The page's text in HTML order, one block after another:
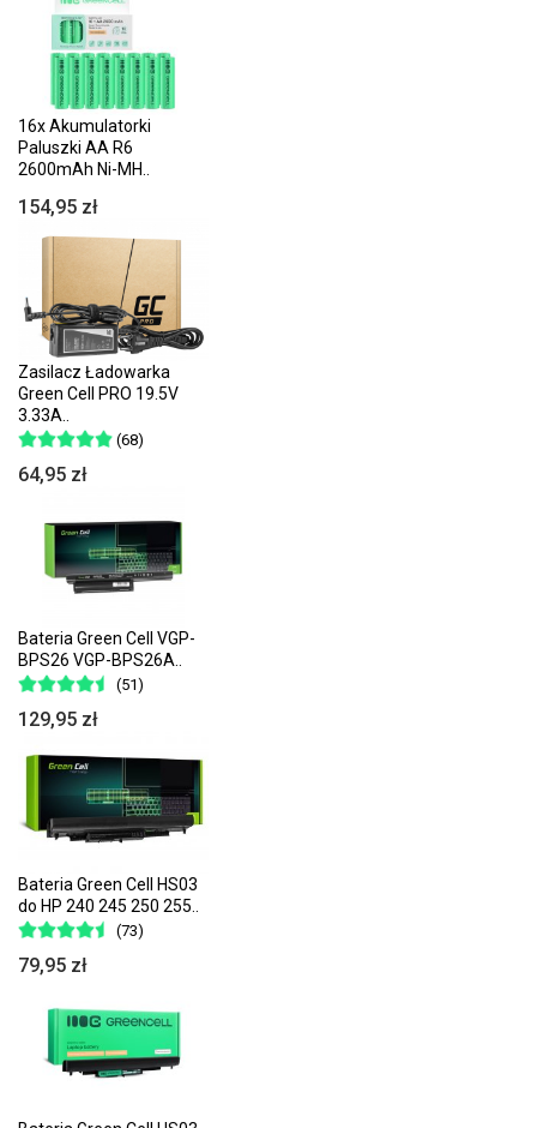
16x Akumulatorki
Paluszki AA R6
2600mAh Ni-MH..
154,95 zł
Zasilacz Ładowarka
Green Cell PRO 19.5V
3.33A..
(68)
64,95 zł
Bateria Green Cell VGP-
BPS26 VGP-BPS26A..
(51)
129,95 zł
Bateria Green Cell HS03
do HP 240 245 250 255..
(73)
79,95 zł